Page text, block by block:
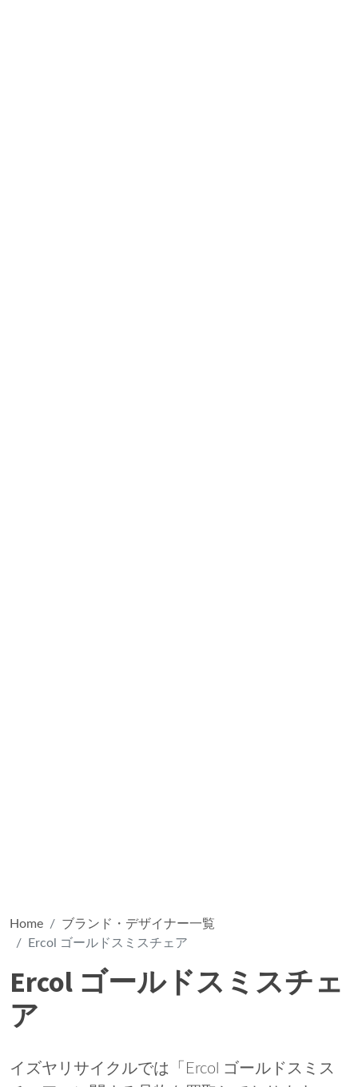
Home
ブランド・デザイナー一覧
Ercol ゴールドスミスチェア
Ercol ゴールドスミスチェ
ア
イズヤリサイクルでは「Ercol ゴールドスミス